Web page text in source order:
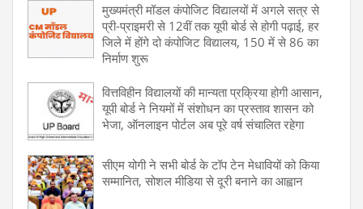
मुख्यमंत्री मॉडल कंपोजिट विद्यालयों में अगले सत्र से
प्री-प्राइमरी से 12वीं तक यूपी बोर्ड से होगी पढ़ाई, हर
जिले में होंगे दो कंपोजिट विद्यालय, 150 में से 86 का
निर्माण शुरू
वित्तविहीन विद्यालयों की मान्यता प्रक्रिया होगी आसान,
यूपी बोर्ड ने नियमों में संशोधन का प्रस्ताव शासन को
भेजा, ऑनलाइन पोर्टल अब पूरे वर्ष संचालित रहेगा
सीएम योगी ने सभी बोर्ड के टॉप टेन मेधावियों को किया
सम्मानित, सोशल मीडिया से दूरी बनाने का आह्वान